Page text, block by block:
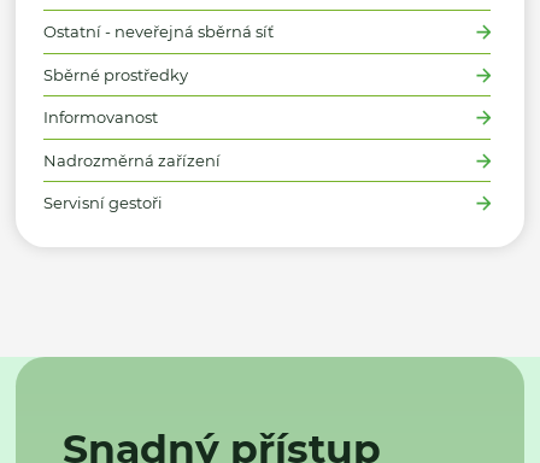
Ostatní - neveřejná sběrná síť
Sběrné prostředky
Informovanost
Nadrozměrná zařízení
Servisní gestoři
Snadný přístup